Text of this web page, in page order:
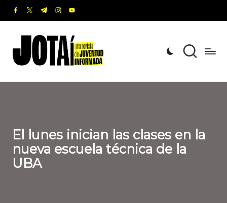
Saltar
contenido
facebook.com
twitter.com
t.me instagram.com
youtube.com
o
t
revista
de
Informada
El lunes inician las clases en la
nueva escuela técnica de la
UBA